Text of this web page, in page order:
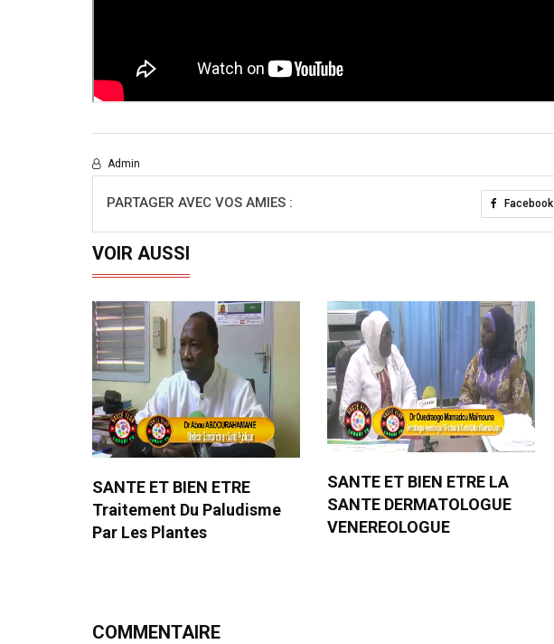
Admin
PARTAGER AVEC VOS AMIES : Facebook
VOIR AUSSI
SANTE ET BIEN ETRE
Traitement Du Paludisme
Par Les Plantes
SANTE ET BIEN ETRE LA
SANTE DERMATOLOGUE
VENEREOLOGUE
COMMENTAIRE